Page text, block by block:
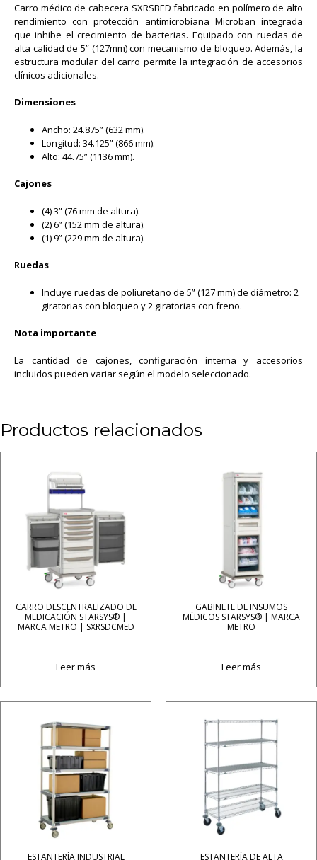
Carro médico de cabecera SXRSBED fabricado en polímero de alto
rendimiento con protección antimicrobiana Microban integrada
que inhibe el crecimiento de bacterias. Equipado con ruedas de
alta calidad de 5” (127mm) con mecanismo de bloqueo. Además, la
estructura modular del carro permite la integración de accesorios
clínicos adicionales.
Dimensiones
Ancho: 24.875” (632 mm).
Longitud: 34.125” (866 mm).
Alto: 44.75” (1136 mm).
Cajones
(4) 3” (76 mm de altura).
(2) 6” (152 mm de altura).
(1) 9” (229 mm de altura).
Ruedas
Incluye ruedas de poliuretano de 5” (127 mm) de diámetro: 2
giratorias con bloqueo y 2 giratorias con freno.
Nota importante
La cantidad de cajones, configuración interna y accesorios
incluidos pueden variar según el modelo seleccionado.
Productos relacionados
CARRO DESCENTRALIZADO DE
MEDICACIÓN STARSYS® |
MARCA METRO | SXRSDCMED
Leer más
GABINETE DE INSUMOS
MÉDICOS STARSYS® | MARCA
METRO
Leer más
ESTANTERÍA INDUSTRIAL ESTANTERÍA DE ALTA